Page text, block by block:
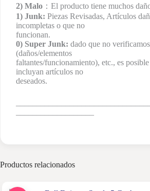
2) Malo ：El producto tiene muchos
1) Junk: Piezas Revisadas, Artículos
incompletas o que no
funcionan.
0) Super Junk: dado que no
(daños/elementos
faltantes/funcionamiento), etc., es
incluyan artículos no
deseados.
Productos relacionados